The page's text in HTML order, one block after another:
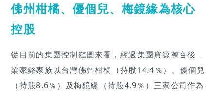
佛州柑橘、優個兒、梅鏡緣為核心
控股
從目前的集團控制鏈圖來看，經過集團資源整合後，
梁家銘家族以台灣佛州柑橘（持股14.4％）、優個兒
（持股8.6％）及梅鏡緣（持股4.9％）三家公司作為